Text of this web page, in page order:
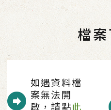
檔
如遇資料檔
案無法開
啟，請點此